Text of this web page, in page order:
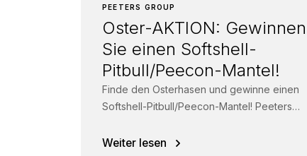
PEETERS GROUP
Oster-AKTION: Gewinnen
Sie einen Softshell-
Pitbull/Peecon-Mantel!
Finde den Osterhasen und gewinne einen
Softshell-Pitbull/Peecon-Mantel! Peeters
Osterwochenende noch angenehmer zu
Weiter lesen